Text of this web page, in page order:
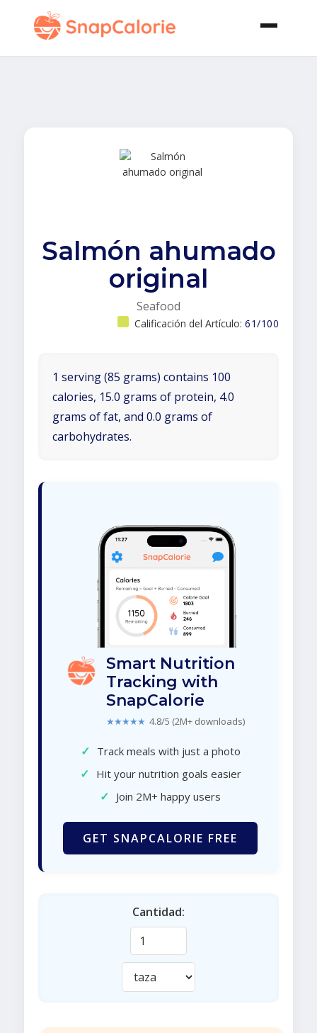
Salmón ahumado
original
Seafood
Calificación del Artículo: 61/100
1 serving (85 grams) contains 100
calories, 15.0 grams of protein, 4.0
grams of fat, and 0.0 grams of
carbohydrates.
Smart Nutrition
Tracking with
SnapCalorie
★★★★★ 4.8/5 (2M+ downloads)
✓ Track meals with just a photo
✓ Hit your nutrition goals easier
✓ Join 2M+ happy users
GET SNAPCALORIE FREE
Cantidad: